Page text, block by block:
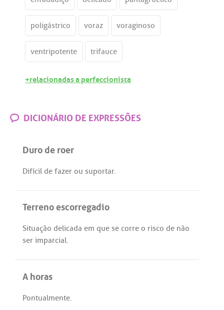
poligástrico voraz voraginoso
ventripotente trifauce
+relacionadas a perfeccionista
DICIONÁRIO DE EXPRESSÕES
Duro de roer
Difícil de fazer ou suportar.
Terreno escorregadio
Situação delicada em que se corre o risco de não
ser imparcial.
A horas
Pontualmente.